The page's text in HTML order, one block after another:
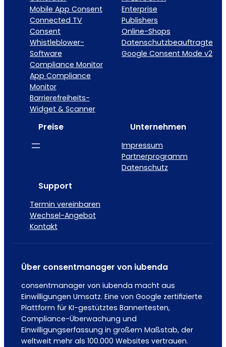
Mobile App Consent
Connected TV
Consent
Whistleblower-
Software
Compliance Monitor
App Compliance
Monitor
Barrierefreiheits-
Widget & Scanner
Enterprise
Publishers
Online-Shops
Datenschutzbeauftragte
Google Consent Mode v2
Preise Unternehmen
Impressum
Partnerprogramm
Datenschutz
Support
Termin vereinbaren
Wechsel-Angebot
Kontakt
Über consentmanager von iubenda
consentmanager von iubenda macht aus
Einwilligungen Umsatz. Eine von Google zertifizierte
Plattform für KI-gestütztes Bannertesten,
Compliance-Überwachung und
Einwilligungserfassung in großem Maßstab, der
weltweit mehr als 100.000 Websites vertrauen.